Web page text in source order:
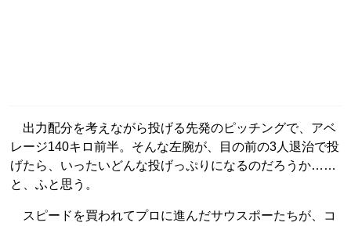
出力配分を考えながら投げる先発のピッチングで、アベ
レージ140キロ前半。そんな左腕が、目の前の3人退治で投
げたら、いったいどんな投げっぷりになるのだろうか……
と、ふと思う。
スピードを買われてプロに進んだサウスポーたちが、コ